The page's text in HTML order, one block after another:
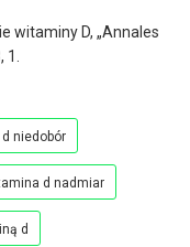
witaminy D, „Annales
niedobór
d nadmiar
d